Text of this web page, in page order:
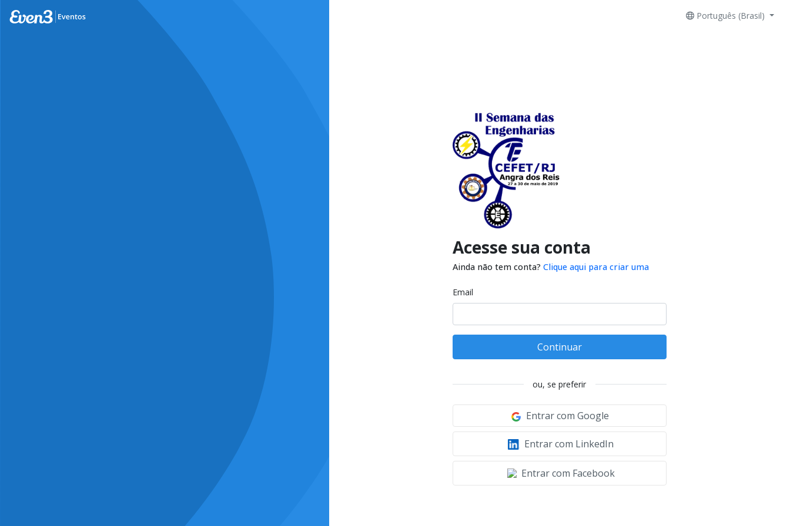
Português (Brasil)
Acesse sua conta
Ainda não tem conta? Clique aqui para criar uma
Email
Continuar
ou, se preferir
Entrar com Google
Entrar com LinkedIn
Entrar com Facebook